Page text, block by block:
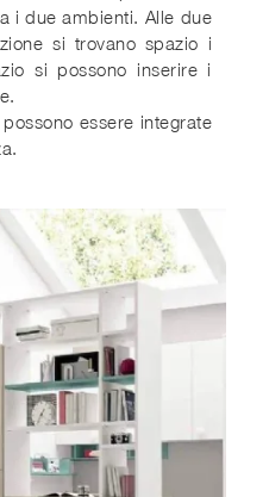
i due ambienti. Alle due
si trovano spazio i
si possono inserire i
essere integrate